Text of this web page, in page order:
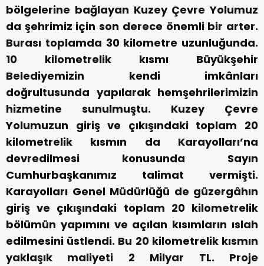
bölgelerine bağlayan Kuzey Çevre Yolumuz
da şehrimiz için son derece önemli bir arter.
Burası toplamda 30 kilometre uzunluğunda.
10 kilometrelik kısmı Büyükşehir
Belediyemizin kendi imkânları
doğrultusunda yapılarak hemşehrilerimizin
hizmetine sunulmuştu. Kuzey Çevre
Yolumuzun giriş ve çıkışındaki toplam 20
kilometrelik kısmın da Karayolları’na
devredilmesi konusunda Sayın
Cumhurbaşkanımız talimat vermişti.
Karayolları Genel Müdürlüğü de güzergâhın
giriş ve çıkışındaki toplam 20 kilometrelik
bölümün yapımını ve açılan kısımların ıslah
edilmesini üstlendi. Bu 20 kilometrelik kısmın
yaklaşık maliyeti 2 Milyar TL. Proje